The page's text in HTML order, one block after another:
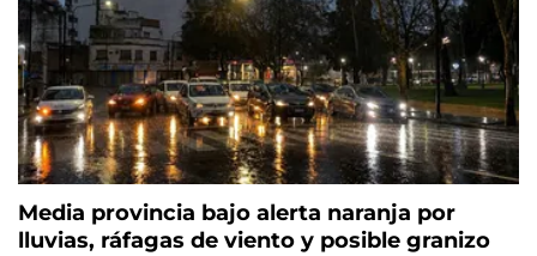
Media provincia bajo alerta naranja por
lluvias, ráfagas de viento y posible granizo